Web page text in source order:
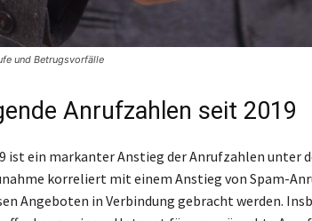
und Betrugsvorfälle
Anrufzahlen seit 2019
ist ein markanter Anstieg der Anrufzahlen unter
korreliert mit einem Anstieg von Spam-
Angeboten in Verbindung gebracht werden.